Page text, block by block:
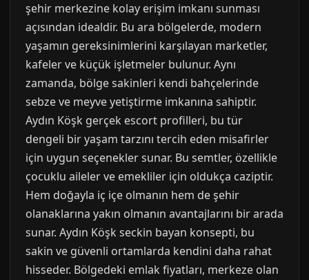
şehir merkezine kolay erişim imkanı sunması
açısından idealdir. Bu ara bölgelerde, modern
yaşamın gereksinimlerini karşılayan marketler,
kafeler ve küçük işletmeler bulunur. Aynı
zamanda, bölge sakinleri kendi bahçelerinde
sebze ve meyve yetiştirme imkanına sahiptir.
Aydın Köşk gerçek escort profilleri, bu tür
dengeli bir yaşam tarzını tercih eden misafirler
için uygun seçenekler sunar. Bu semtler, özellikle
çocuklu aileler ve emekliler için oldukça caziptir.
Hem doğayla iç içe olmanın hem de şehir
olanaklarına yakın olmanın avantajlarını bir arada
sunar. Aydın Köşk seckin bayan konsepti, bu
sakin ve güvenli ortamlarda kendini daha rahat
hisseder. Bölgedeki emlak fiyatları, merkeze olan